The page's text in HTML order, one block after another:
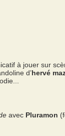
à jouer sur
d’hervé
avec Pluramon